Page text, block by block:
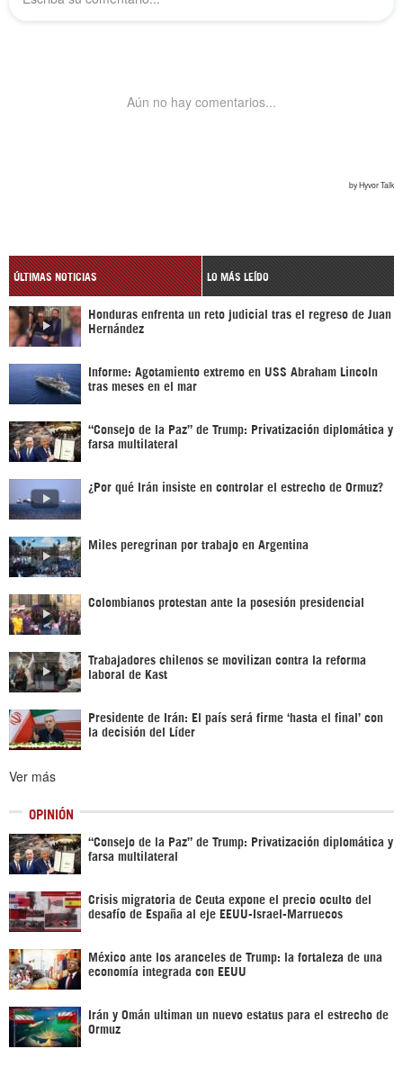
ÚLTIMAS NOTICIAS LO MÁS LEÍDO
Honduras enfrenta un reto judicial tras el regreso de Juan
Hernández
Informe: Agotamiento extremo en USS Abraham Lincoln
tras meses en el mar
“Consejo de la Paz” de Trump: Privatización diplomática y
farsa multilateral
¿Por qué Irán insiste en controlar el estrecho de Ormuz?
Miles peregrinan por trabajo en Argentina
Colombianos protestan ante la posesión presidencial
Trabajadores chilenos se movilizan contra la reforma
laboral de Kast
Presidente de Irán: El país será firme ‘hasta el final’ con
la decisión del Líder
Ver más
OPINIÓN
“Consejo de la Paz” de Trump: Privatización diplomática y
farsa multilateral
Crisis migratoria de Ceuta expone el precio oculto del
desafío de España al eje EEUU-Israel-Marruecos
México ante los aranceles de Trump: la fortaleza de una
economía integrada con EEUU
Irán y Omán ultiman un nuevo estatus para el estrecho de
Ormuz